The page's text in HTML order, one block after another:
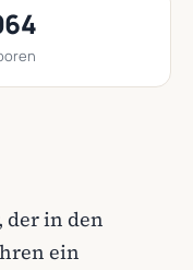
in den
ein